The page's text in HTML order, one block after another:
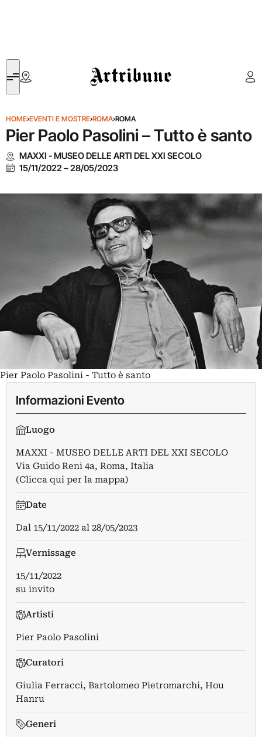
Artribune
HOME›EVENTI E MOSTRE›ROMA›ROMA
Pier Paolo Pasolini – Tutto è santo
MAXXI - MUSEO DELLE ARTI DEL XXI SECOLO
15/11/2022–28/05/2023
Pier Paolo Pasolini - Tutto è santo
Informazioni Evento
Luogo
MAXXI - MUSEO DELLE ARTI DEL XXI SECOLO
Via Guido Reni 4a, Roma, Italia
(Clicca qui per la mappa)
Date
Dal 15/11/2022 al 28/05/2023
Vernissage
15/11/2022
su invito
Artisti
Pier Paolo Pasolini
Curatori
Giulia Ferracci, Bartolomeo Pietromarchi, Hou
Hanru
Generi